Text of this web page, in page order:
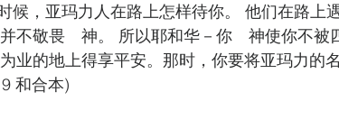
候，亚玛力人在路上怎样待你。 他们在路上
不敬畏　神。 所以耶和华－你　神使你不被
业的地上得享平安。那时，你要将亚玛力的
和合本)